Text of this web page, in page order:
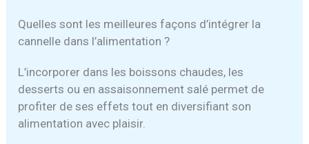
Quelles sont les meilleures façons d’intégrer la
cannelle dans l’alimentation ?
L’incorporer dans les boissons chaudes, les
desserts ou en assaisonnement salé permet de
profiter de ses effets tout en diversifiant son
alimentation avec plaisir.